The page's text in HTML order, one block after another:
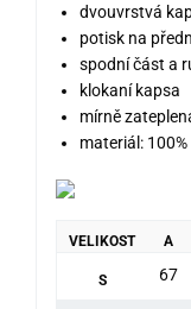
dvouvrstvá
potisk na
spodní část a
klokaní kapsa
mírně
materiál:
VELIKOST A
S 67